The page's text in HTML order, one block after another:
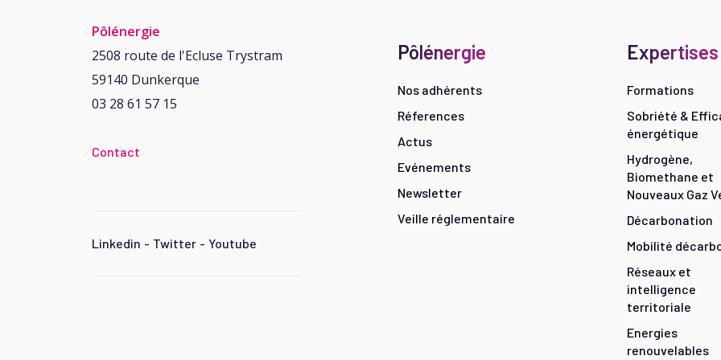
Pôlénergie
2508 route de l'Ecluse Trystram
59140 Dunkerque
03 28 61 57 15
Contact
Linkedin - Twitter - Youtube
Pôlénergie
Nos adhérents
Réferences
Actus
Evénements
Newsletter
Veille réglementaire
Expertises
Formations
Sobriété &
énergétique
Hydrogène,
Biomethane et
Nouveaux Gaz
Décarbonation
Mobilité
Réseaux et
intelligence
territoriale
Energies
renouvelables